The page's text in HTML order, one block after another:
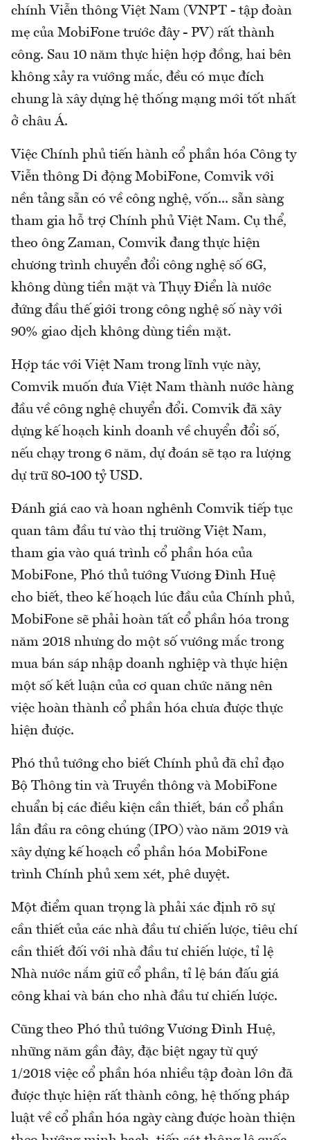
chính Viễn thông Việt Nam (VNPT - tập đoàn
mẹ của MobiFone trước đây - PV) rất thành
công. Sau 10 năm thực hiện hợp đồng, hai bên
không xảy ra vướng mắc, đều có mục đích
chung là xây dựng hệ thống mạng mới tốt nhất
ở châu Á.
Việc Chính phủ tiến hành cổ phần hóa Công ty
Viễn thông Di động MobiFone, Comvik với
nền tảng sẵn có về công nghệ, vốn... sẵn sàng
tham gia hỗ trợ Chính phủ Việt Nam. Cụ thể,
theo ông Zaman, Comvik đang thực hiện
chương trình chuyển đổi công nghệ số 6G,
không dùng tiền mặt và Thụy Điển là nước
đứng đầu thế giới trong công nghệ số này với
90% giao dịch không dùng tiền mặt.
Hợp tác với Việt Nam trong lĩnh vực này,
Comvik muốn đưa Việt Nam thành nước hàng
đầu về công nghệ chuyển đổi. Comvik đã xây
dựng kế hoạch kinh doanh về chuyển đổi số,
nếu chạy trong 6 năm, dự đoán sẽ tạo ra lượng
dự trữ 80-100 tỷ USD.
Đánh giá cao và hoan nghênh Comvik tiếp tục
quan tâm đầu tư vào thị trường Việt Nam,
tham gia vào quá trình cổ phần hóa của
MobiFone, Phó thủ tướng Vương Đình Huệ
cho biết, theo kế hoạch lúc đầu của Chính phủ,
MobiFone sẽ phải hoàn tất cổ phần hóa trong
năm 2018 nhưng do một số vướng mắc trong
mua bán sáp nhập doanh nghiệp và thực hiện
một số kết luận của cơ quan chức năng nên
việc hoàn thành cổ phần hóa chưa được thực
hiện được.
Phó thủ tướng cho biết Chính phủ đã chỉ đạo
Bộ Thông tin và Truyền thông và MobiFone
chuẩn bị các điều kiện cần thiết, bán cổ phần
lần đầu ra công chúng (IPO) vào năm 2019 và
xây dựng kế hoạch cổ phần hóa MobiFone
trình Chính phủ xem xét, phê duyệt.
Một điểm quan trọng là phải xác định rõ sự
cần thiết của các nhà đầu tư chiến lược, tiêu chí
cần thiết đối với nhà đầu tư chiến lược, tỉ lệ
Nhà nước nắm giữ cổ phần, tỉ lệ bán đấu giá
công khai và bán cho nhà đầu tư chiến lược.
Cũng theo Phó thủ tướng Vương Đình Huệ,
những năm gần đây, đặc biệt ngay từ quý
1/2018 việc cổ phần hóa nhiều tập đoàn lớn đã
được thực hiện rất thành công, hệ thống pháp
luật về cổ phần hóa ngày càng được hoàn thiện